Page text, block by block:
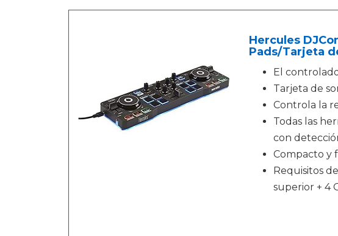
Hercules
Pads/Tarjeta
El
Tarjeta de
Controla la
Todas las
con
Compacto y
Requisitos
superior + 4